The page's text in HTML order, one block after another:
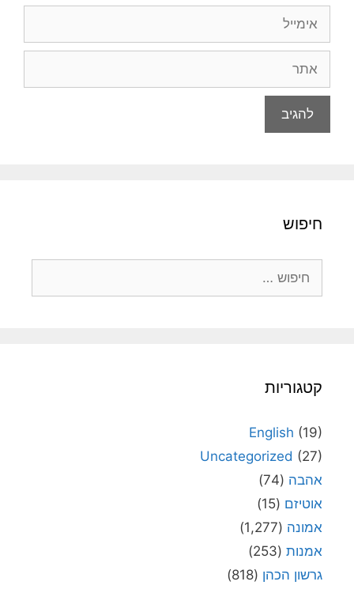
חיפוש
קטגוריות
English (19)
Uncategorized (27)
אהבה (74)
אוטיזם (15)
אמונה (1,277)
אמנות (253)
גרשון הכהן (818)